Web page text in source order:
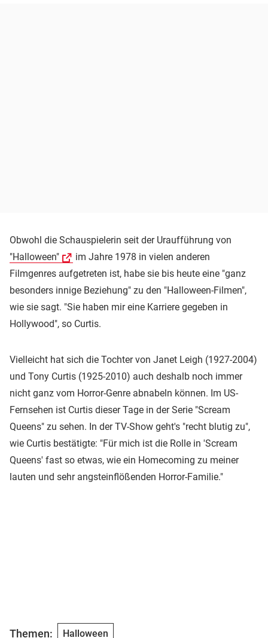
Obwohl die Schauspielerin seit der Uraufführung von
"Halloween"
im Jahre 1978 in vielen anderen
Filmgenres aufgetreten ist, habe sie bis heute eine "ganz
besonders innige Beziehung" zu den "Halloween-Filmen",
wie sie sagt. "Sie haben mir eine Karriere gegeben in
Hollywood", so Curtis.
Vielleicht hat sich die Tochter von Janet Leigh (1927-2004)
und Tony Curtis (1925-2010) auch deshalb noch immer
nicht ganz vom Horror-Genre abnabeln können. Im US-
Fernsehen ist Curtis dieser Tage in der Serie "Scream
Queens" zu sehen. In der TV-Show geht's "recht blutig zu",
wie Curtis bestätigte: "Für mich ist die Rolle in 'Scream
Queens' fast so etwas, wie ein Homecoming zu meiner
lauten und sehr angsteinflößenden Horror-Familie."
Themen: Halloween